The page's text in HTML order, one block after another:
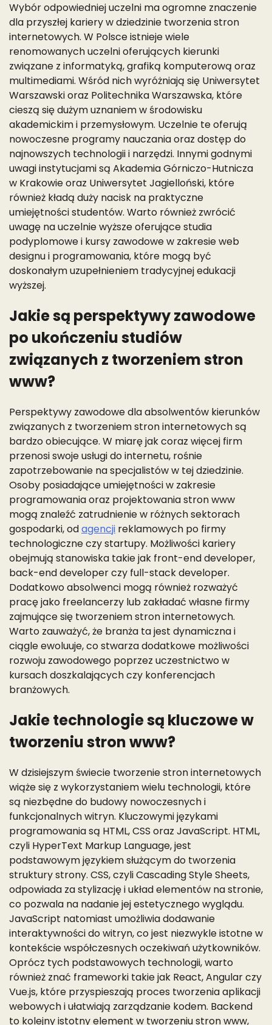
Wybór odpowiedniej uczelni ma ogromne znaczenie
dla przyszłej kariery w dziedzinie tworzenia stron
internetowych. W Polsce istnieje wiele
renomowanych uczelni oferujących kierunki
związane z informatyką, grafiką komputerową oraz
multimediami. Wśród nich wyróżniają się Uniwersytet
Warszawski oraz Politechnika Warszawska, które
cieszą się dużym uznaniem w środowisku
akademickim i przemysłowym. Uczelnie te oferują
nowoczesne programy nauczania oraz dostęp do
najnowszych technologii i narzędzi. Innymi godnymi
uwagi instytucjami są Akademia Górniczo-Hutnicza
w Krakowie oraz Uniwersytet Jagielloński, które
również kładą duży nacisk na praktyczne
umiejętności studentów. Warto również zwrócić
uwagę na uczelnie wyższe oferujące studia
podyplomowe i kursy zawodowe w zakresie web
designu i programowania, które mogą być
doskonałym uzupełnieniem tradycyjnej edukacji
wyższej.
Jakie są perspektywy zawodowe
po ukończeniu studiów
związanych z tworzeniem stron
www?
Perspektywy zawodowe dla absolwentów kierunków
związanych z tworzeniem stron internetowych są
bardzo obiecujące. W miarę jak coraz więcej firm
przenosi swoje usługi do internetu, rośnie
zapotrzebowanie na specjalistów w tej dziedzinie.
Osoby posiadające umiejętności w zakresie
programowania oraz projektowania stron www
mogą znaleźć zatrudnienie w różnych sektorach
gospodarki, odagencji reklamowych po firmy
technologiczne czy startupy. Możliwości kariery
obejmują stanowiska takie jak front-end developer,
back-end developer czy full-stack developer.
Dodatkowo absolwenci mogą również rozważyć
pracę jako freelancerzy lub zakładać własne firmy
zajmujące się tworzeniem stron internetowych.
Warto zauważyć, że branża ta jest dynamiczna i
ciągle ewoluuje, co stwarza dodatkowe możliwości
rozwoju zawodowego poprzez uczestnictwo w
kursach doszkalających czy konferencjach
branżowych.
Jakie technologie są kluczowe w
tworzeniu stron www?
W dzisiejszym świecie tworzenie stron internetowych
wiąże się z wykorzystaniem wielu technologii, które
są niezbędne do budowy nowoczesnych i
funkcjonalnych witryn. Kluczowymi językami
programowania są HTML, CSS oraz JavaScript. HTML,
czyli HyperText Markup Language, jest
podstawowym językiem służącym do tworzenia
struktury strony. CSS, czyli Cascading Style Sheets,
odpowiada za stylizację i układ elementów na stronie,
co pozwala na nadanie jej estetycznego wyglądu.
JavaScript natomiast umożliwia dodawanie
interaktywności do witryn, co jest niezwykle istotne w
kontekście współczesnych oczekiwań użytkowników.
Oprócz tych podstawowych technologii, warto
również znać frameworki takie jak React, Angular czy
Vue.js, które przyspieszają proces tworzenia aplikacji
webowych i ułatwiają zarządzanie kodem. Backend
to kolejny istotny element w tworzeniu stron www,